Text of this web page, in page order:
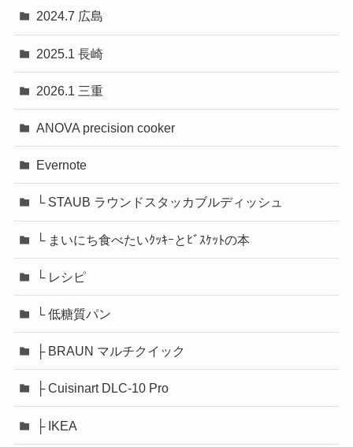
2024.7 広島
2025.1 長崎
2026.1 三重
ANOVA precision cooker
Evernote
└ STAUB ラウンドスタッカブルディッシュ
└ まいにち食べたいｸｯｷｰとﾋﾞｽｹｯﾄの本
└ レシピ
└ 低糖質パン
├ BRAUN マルチクイック
├ Cuisinart DLC-10 Pro
├ IKEA